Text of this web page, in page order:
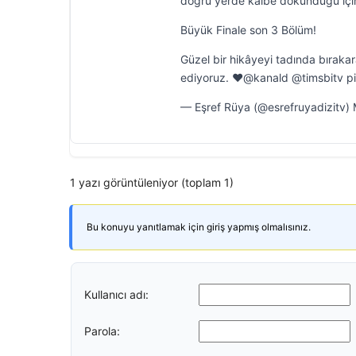
Büyük Finale son 3 Bölüm!
Güzel bir hikâyeyi tadında
ediyoruz. ♥️@kanald @timsbitv
— Eşref Rüya (@esrefruyadizitv)
1 yazı görüntüleniyor (toplam 1)
Bu konuyu yanıtlamak için giriş yapmış olmalısınız.
Kullanıcı adı:
Parola: